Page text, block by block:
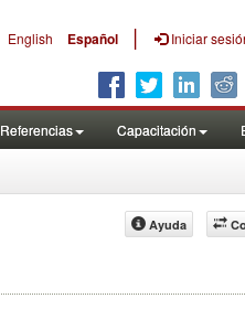
English Español | Iniciar
Referencias Capacitación
Ayuda